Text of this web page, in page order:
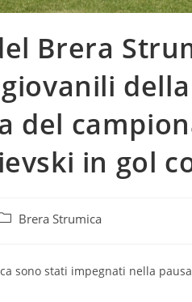
Brera
del
in gol
Brera Strumica
sono stati impegnati nella